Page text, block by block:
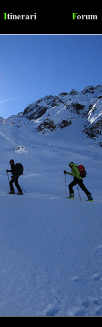
Itinerari Forum